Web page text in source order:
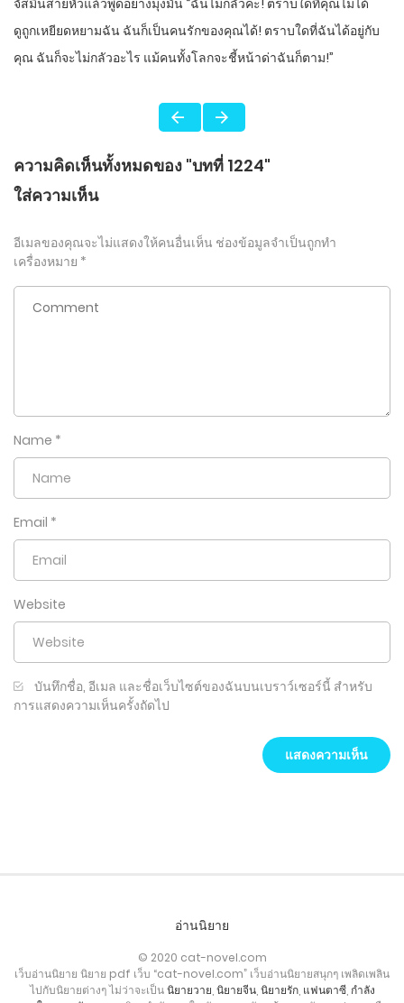
จัสมินส่ายหัวแล้วพูดอย่างมุ่งมั่น “ฉันไม่กลัวค่ะ! ตราบใดที่คุณไม่ได้
ดูถูกเหยียดหยามฉัน ฉันก็เป็นคนรักของคุณได้! ตราบใดที่ฉันได้อยู่กับ
คุณ ฉันก็จะไม่กลัวอะไร แม้คนทั้งโลกจะชี้หน้าด่าฉันก็ตาม!”
ความคิดเห็นทั้งหมดของ "บทที่ 1224"
ใส่ความเห็น
อีเมลของคุณจะไม่แสดงให้คนอื่นเห็น ช่องข้อมูลจำเป็นถูกทำ
เครื่องหมาย *
Name *
Email *
Website
บันทึกชื่อ, อีเมล และชื่อเว็บไซต์ของฉันบนเบราว์เซอร์นี้ สำหรับ
การแสดงความเห็นครั้งถัดไป
อ่านนิยาย
© 2020 cat-novel.com
เว็บอ่านนิยาย นิยาย pdf เว็บ “cat-novel.com” เว็บอ่านนิยายสนุกๆ เพลิดเพลิน
ไปกับนิยายต่างๆ ไม่ว่าจะเป็นนิยายวาย นิยายจีน, นิยายรัก, แฟนตาซี, กำลัง